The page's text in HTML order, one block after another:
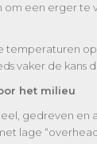
een erger te
vaker de
het milieu
gedreven
lage